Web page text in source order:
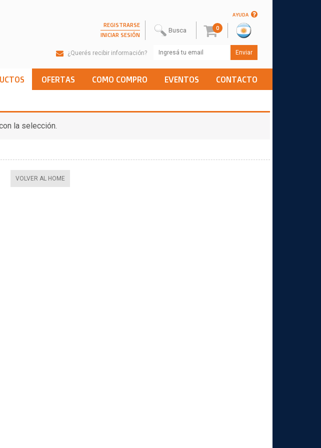
AYUDA
REGISTRARSE
INICIAR SESIÓN
0
¿Querés recibir información?
OFERTAS COMO COMPRO EVENTOS CONTACTO
la selección.
VOLVER AL HOME